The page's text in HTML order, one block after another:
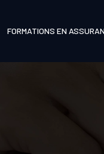
FORMATIONS EN